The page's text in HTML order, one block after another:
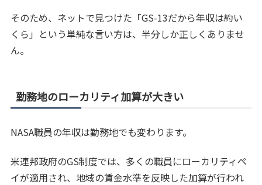
そのため、ネットで見つけた「GS-13だから年収は約い
くら」という単純な言い方は、半分しか正しくありませ
ん。
勤務地のローカリティ加算が大きい
NASA職員の年収は勤務地でも変わります。
米連邦政府のGS制度では、多くの職員にローカリティペ
イが適用され、地域の賃金水準を反映した加算が行われ